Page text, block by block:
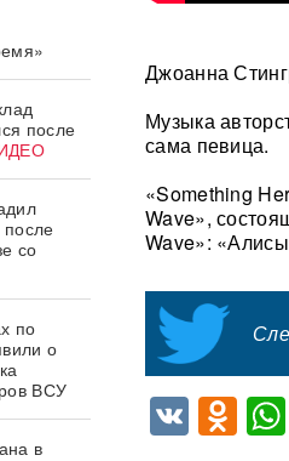
после
со
по
о
ВСУ
в
Джоанна
Музыка
сама певица.
«Something
Wave»,
Wave»:
VK